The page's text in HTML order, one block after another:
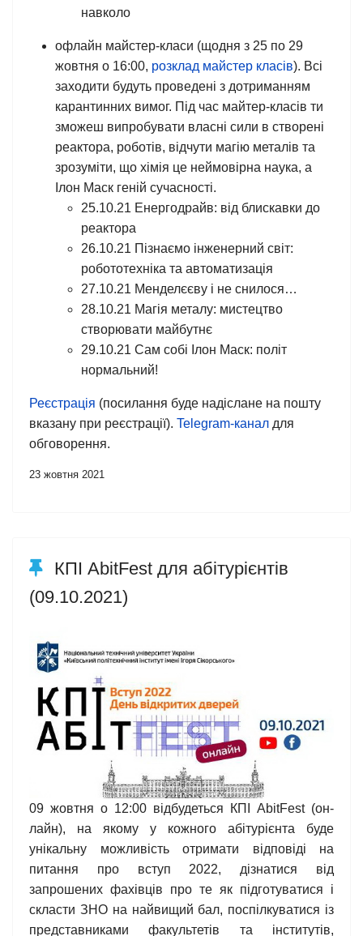
навколо
офлайн майстер-класи (щодня з 25 по 29
жовтня о 16:00, розклад майстер класів). Всі
заходити будуть проведені з дотриманням
карантинних вимог. Під час майтер-класів ти
зможеш випробувати власні сили в створені
реактора, роботів, відчути магію металів та
зрозуміти, що хімія це неймовірна наука, а
Ілон Маск геній сучасності.
25.10.21 Енергодрайв: від блискавки до
реактора
26.10.21 Пізнаємо інженерний світ:
робототехніка та автоматизація
27.10.21 Менделєєву і не снилося…
28.10.21 Магія металу: мистецтво
створювати майбутнє
29.10.21 Сам собі Ілон Маск: політ
нормальний!
Реєстрація (посилання буде надіслане на пошту
вказану при реєстрації). Telegram-канал для
обговорення.
23 жовтня 2021
КПІ AbitFest для абітурієнтів
(09.10.2021)
09 жовтня о 12:00 відбудеться КПІ AbitFest (он-
лайн), на якому у кожного абітурієнта буде
унікальну можливість отримати відповіді на
питання про вступ 2022, дізнатися від
запрошених фахівців про те як підготуватися і
скласти ЗНО на найвищий бал, поспілкуватися із
представниками факультетів та інститутів,